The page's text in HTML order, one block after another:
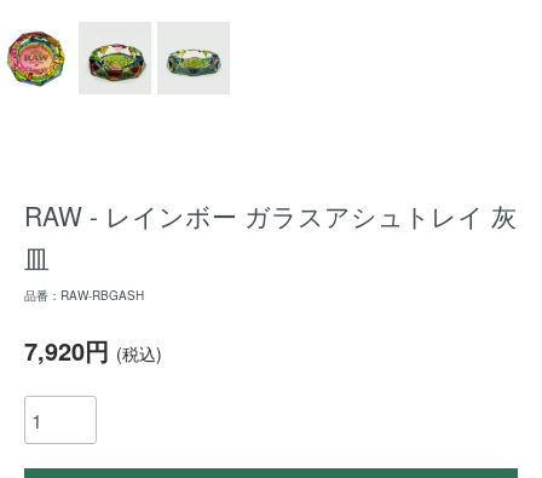
RAW - レインボー ガラスアシュトレイ 灰
皿
品番：RAW-RBGASH
7,920円 (税込)